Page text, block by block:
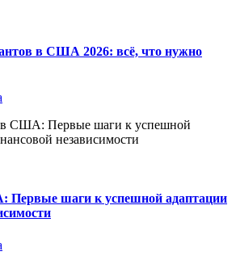
в США 2026: всё, что нужно
шаги к успешной адаптации